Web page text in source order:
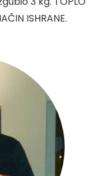
ISHRANE.